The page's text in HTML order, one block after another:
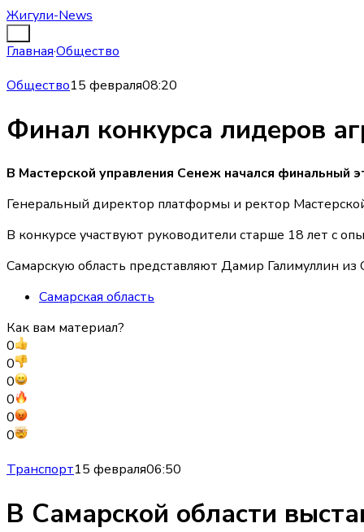
Жигули-News
Главная·Общество
Общество15 февраля08:20
Финал конкурса лидеров
В Мастерской управления Сенеж начался финальный
Генеральный директор платформы и ректор
В конкурсе участвуют руководители старше 18 лет с
Самарскую область представляют Дамир Галимуллин
Самарская область
Как вам материал?
0
0
0
0
0
0
Транспорт15 февраля06:50
В Самарской области